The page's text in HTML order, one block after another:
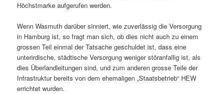
Höchstmarke aufgerufen werden.
Wenn Wasmuth darüber sinniert, wie zuverlässig die Versorgung
in Hamburg ist, so fragt man sich, ob dies nicht auch zu einem
grossen Teil einmal der Tatsache geschuldet ist, dass eine
unterirdische, städtische Versorgung weniger störanfallig ist, als
dies Überlandleitungen sind, und zum anderen grosse Teile der
Infrastruktur bereits von dem ehemaligen „Staatsbetrieb“ HEW
errichtet wurden.